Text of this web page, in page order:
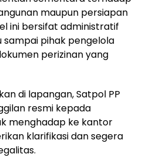
maupun persiapan
ini bersifat administratif
pihak pengelola
perizinan yang
di lapangan, Satpol PP
resmi kepada
menghadap ke kantor
klarifikasi dan segera